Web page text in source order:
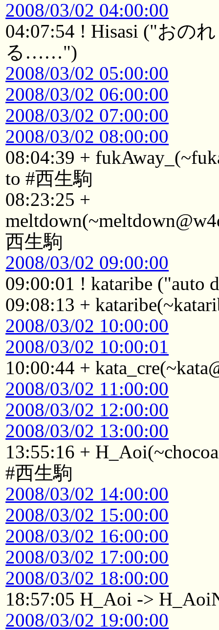
2008/03/02 04:00:00
04:07:54 ! Hisasi ("おの
る……")
2008/03/02 05:00:00
2008/03/02 06:00:00
2008/03/02 07:00:00
2008/03/02 08:00:00
08:04:39 +
to #西生駒
08:23:25 +
西生駒
2008/03/02 09:00:00
09:00:01 ! kataribe ("auto
09:08:13 +
2008/03/02 10:00:00
2008/03/02 10:00:01
10:00:44 +
2008/03/02 11:00:00
2008/03/02 12:00:00
2008/03/02 13:00:00
13:55:16 +
#西生駒
2008/03/02 14:00:00
2008/03/02 15:00:00
2008/03/02 16:00:00
2008/03/02 17:00:00
2008/03/02 18:00:00
18:57:05 H_Aoi ->
2008/03/02 19:00:00